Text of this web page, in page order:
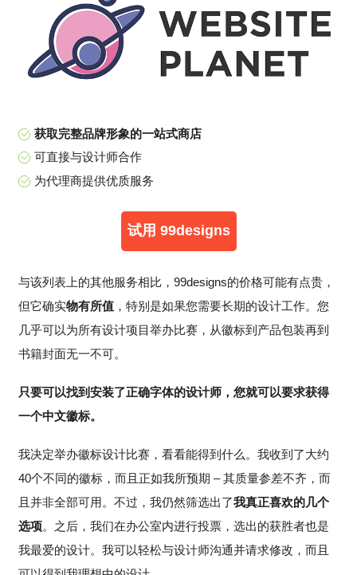
获取完整品牌形象的一站式商店
可直接与设计师合作
为代理商提供优质服务
试用 99designs
与该列表上的其他服务相比，99designs的价格可能有点贵，
但它确实物有所值 ，特别是如果您需要长期的设计工作。您
几乎可以为所有设计项目举办比赛，从徽标到产品包装再到
书籍封面无一不可。
只要可以找到安装了正确字体的设计师，您就可以要求获得
一个中文徽标。
我决定举办徽标设计比赛，看看能得到什么。我收到了大约
40个不同的徽标，而且正如我所预期 – 其质量参差不齐，而
且并非全部可用。不过，我仍然筛选出了我真正喜欢的几个
选项。之后，我们在办公室内进行投票，选出的获胜者也是
我最爱的设计。我可以轻松与设计师沟通并请求修改，而且